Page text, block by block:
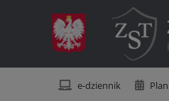
e-dziennik